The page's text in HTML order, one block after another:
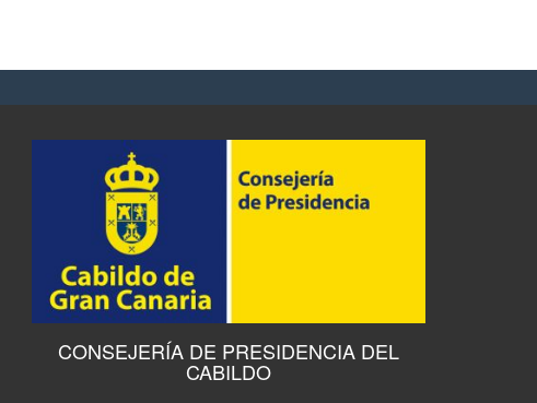
CONSEJERÍA DE PRESIDENCIA DEL
CABILDO